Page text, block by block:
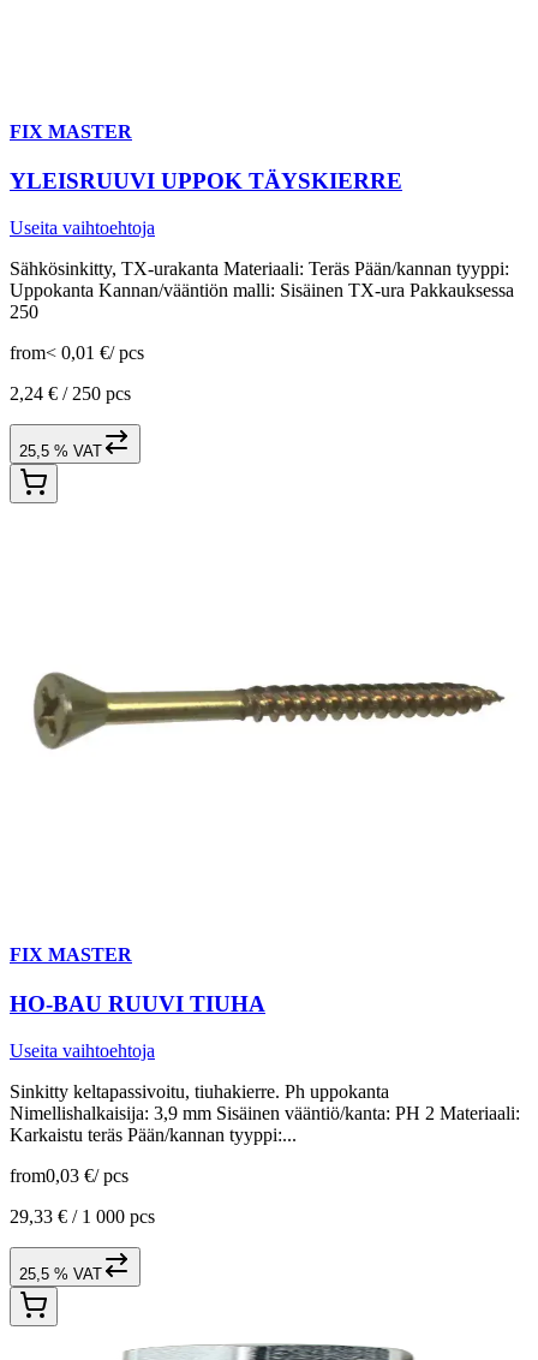
FIX MASTER
YLEISRUUVI UPPOK TÄYSKIERRE
Useita vaihtoehtoja
Sähkösinkitty, TX-urakanta Materiaali: Teräs Pään/kannan tyyppi:
Uppokanta Kannan/vääntiön malli: Sisäinen TX-ura Pakkauksessa
250
from< 0,01 €/ pcs
2,24 € / 250 pcs
25,5 % VAT
FIX MASTER
HO-BAU RUUVI TIUHA
Useita vaihtoehtoja
Sinkitty keltapassivoitu, tiuhakierre. Ph uppokanta
Nimellishalkaisija: 3,9 mm Sisäinen vääntiö/kanta: PH 2 Materiaali:
Karkaistu teräs Pään/kannan tyyppi:...
from0,03 €/ pcs
29,33 € / 1 000 pcs
25,5 % VAT